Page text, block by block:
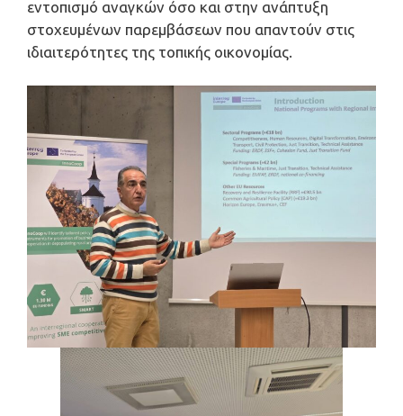
εντοπισμό αναγκών όσο και στην ανάπτυξη
στοχευμένων παρεμβάσεων που απαντούν στις
ιδιαιτερότητες της τοπικής οικονομίας.